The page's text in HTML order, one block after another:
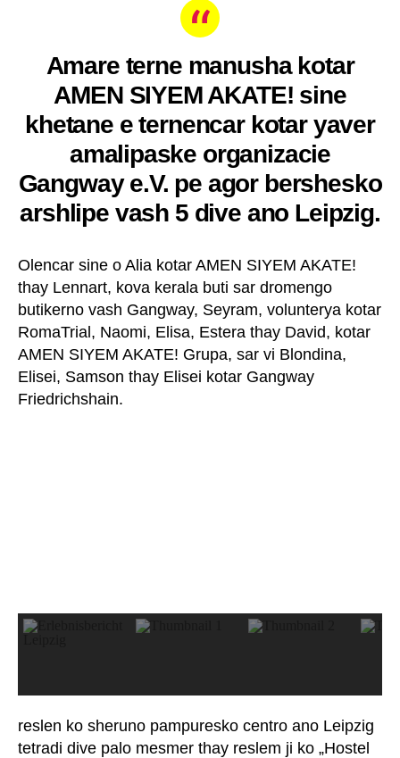
Amare terne manusha kotar
AMEN SIYEM AKATE! sine
khetane e ternencar kotar yaver
amalipaske organizacie
Gangway e.V. pe agor bershesko
arshlipe vash 5 dive ano Leipzig.
Olencar sine o Alia kotar AMEN SIYEM AKATE!
thay Lennart, kova kerala buti sar dromengo
butikerno vash Gangway, Seyram, volunterya kotar
RomaTrial, Naomi, Elisa, Estera thay David, kotar
AMEN SIYEM AKATE! Grupa, sar vi Blondina,
Elisei, Samson thay Elisei kotar Gangway
Friedrichshain.
reslen ko sheruno pampuresko centro ano Leipzig
tetradi dive palo mesmer thay reslem ji ko „Hostel